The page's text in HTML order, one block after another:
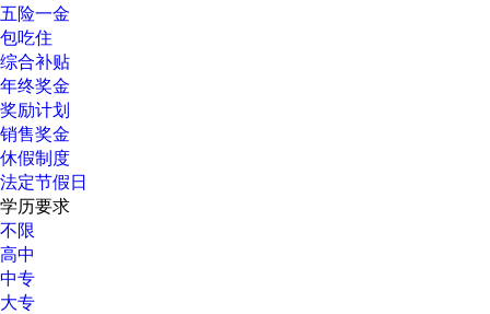
五险一金
包吃住
综合补贴
年终奖金
奖励计划
销售奖金
休假制度
法定节假日
学历要求
不限
高中
中专
大专